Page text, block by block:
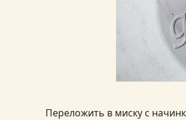
Переложить в миску с